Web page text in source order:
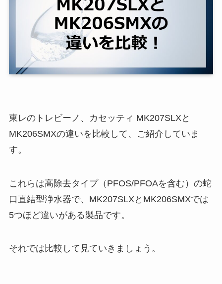
東レのトレビーノ、カセッティ MK207SLXと
MK206SMXの違いを比較して、ご紹介していま
す。
これらは高除去タイプ（PFOS/PFOAを含む）の蛇
口直結型浄水器で、MK207SLXとMK206SMXでは
5つほど違いがある製品です。
それでは比較して見ていきましょう。